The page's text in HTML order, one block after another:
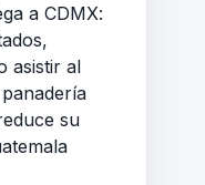
a CDMX:
asistir al
su